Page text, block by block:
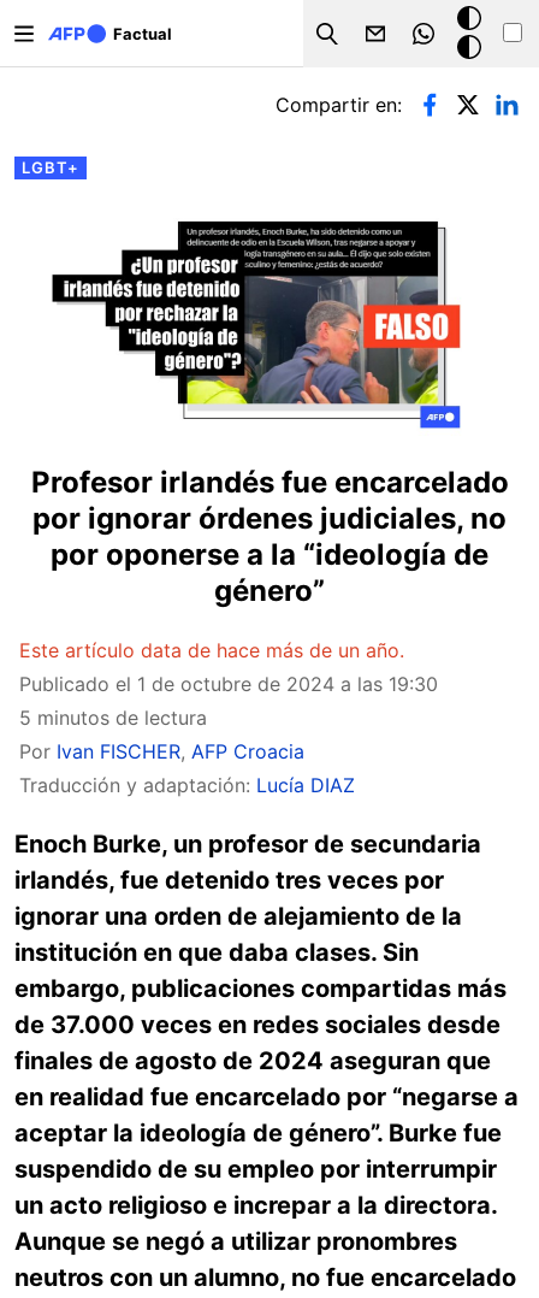
Factual
Search
Modo
oscuro
Solapas principales
LGBT+
Compartir en:
Profesor irlandés fue encarcelado
por ignorar órdenes judiciales, no
por oponerse a la “ideología de
género”
Este artículo data de hace más de un año.
Publicado el 1 de octubre de 2024 a las 19:30
5 minutos de lectura
Por Ivan FISCHER, AFP Croacia
Traducción y adaptación: Lucía DIAZ
Enoch Burke, un profesor de secundaria
irlandés, fue detenido tres veces por
ignorar una orden de alejamiento de la
institución en que daba clases. Sin
embargo, publicaciones compartidas más
de 37.000 veces en redes sociales desde
finales de agosto de 2024 aseguran que
en realidad fue encarcelado por “negarse a
aceptar la ideología de género”. Burke fue
suspendido de su empleo por interrumpir
un acto religioso e increpar a la directora.
Aunque se negó a utilizar pronombres
neutros con un alumno, no fue encarcelado